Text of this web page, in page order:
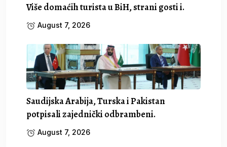
Više domaćih turista u BiH, strani gosti i.
August 7, 2026
Saudijska Arabija, Turska i Pakistan
potpisali zajednički odbrambeni.
August 7, 2026